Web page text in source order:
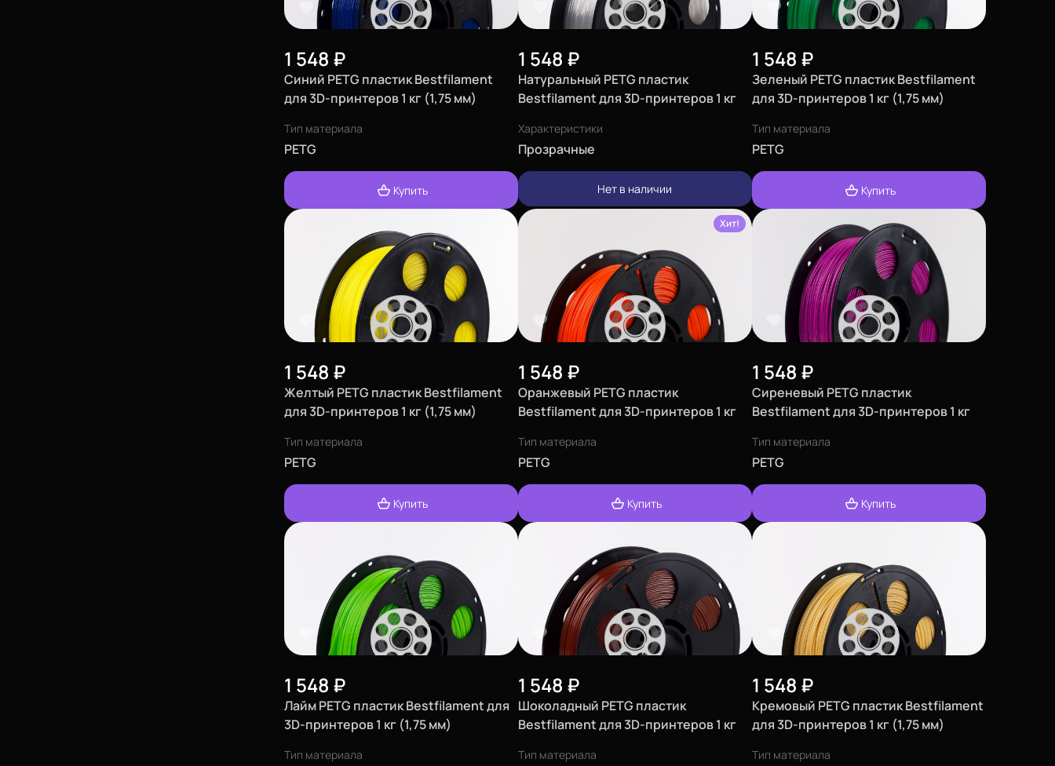
1 548 ₽
Синий PETG пластик Bestfilament
для 3D-принтеров 1 кг (1,75 мм)
Тип материала
PETG
Купить
1 548 ₽
Натуральный PETG пластик
Bestfilament для 3D-принтеров 1 кг
Характеристики
Прозрачные
Нет в наличии
1 548 ₽
Зеленый PETG пластик Bestfilament
для 3D-принтеров 1 кг (1,75 мм)
Тип материала
PETG
Купить
1 548 ₽
Желтый PETG пластик Bestfilament
для 3D-принтеров 1 кг (1,75 мм)
Тип материала
PETG
Купить
Хит!
1 548 ₽
Оранжевый PETG пластик
Bestfilament для 3D-принтеров 1 кг
Тип материала
PETG
Купить
1 548 ₽
Сиреневый PETG пластик
Bestfilament для 3D-принтеров 1 кг
Тип материала
PETG
Купить
1 548 ₽
Лайм PETG пластик Bestfilament для
3D-принтеров 1 кг (1,75 мм)
Тип материала
1 548 ₽
Шоколадный PETG пластик
Bestfilament для 3D-принтеров 1 кг
Тип материала
1 548 ₽
Кремовый PETG пластик Bestfilament
для 3D-принтеров 1 кг (1,75 мм)
Тип материала